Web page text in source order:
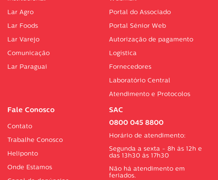
Lar Agro
Lar Foods
Lar Varejo
Comunicação
Lar Paraguai
Portal do Associado
Portal Sénior Web
Autorização de pagamento
Logística
Fornecedores
Laboratório Central
Atendimento e Protocolos
Fale Conosco
Contato
Trabalhe Conosco
Heliponto
Onde Estamos
SAC
0800 045 8800
Horário de atendimento:
Segunda a sexta - 8h às 12h e
das 13h30 às 17h30
Não há atendimento em
feriados.